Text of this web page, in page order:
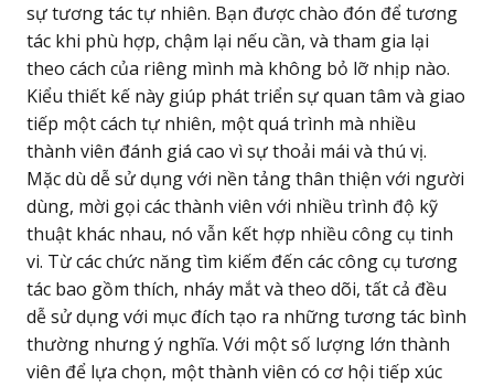
sự tương tác tự nhiên. Bạn được chào đón để tương
tác khi phù hợp, chậm lại nếu cần, và tham gia lại
theo cách của riêng mình mà không bỏ lỡ nhịp nào.
Kiểu thiết kế này giúp phát triển sự quan tâm và giao
tiếp một cách tự nhiên, một quá trình mà nhiều
thành viên đánh giá cao vì sự thoải mái và thú vị.
Mặc dù dễ sử dụng với nền tảng thân thiện với người
dùng, mời gọi các thành viên với nhiều trình độ kỹ
thuật khác nhau, nó vẫn kết hợp nhiều công cụ tinh
vi. Từ các chức năng tìm kiếm đến các công cụ tương
tác bao gồm thích, nháy mắt và theo dõi, tất cả đều
dễ sử dụng với mục đích tạo ra những tương tác bình
thường nhưng ý nghĩa. Với một số lượng lớn thành
viên để lựa chọn, một thành viên có cơ hội tiếp xúc